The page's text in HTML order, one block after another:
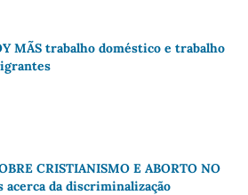
MÃS trabalho doméstico e trabalho
CRISTIANISMO E ABORTO NO
acerca da discriminalização